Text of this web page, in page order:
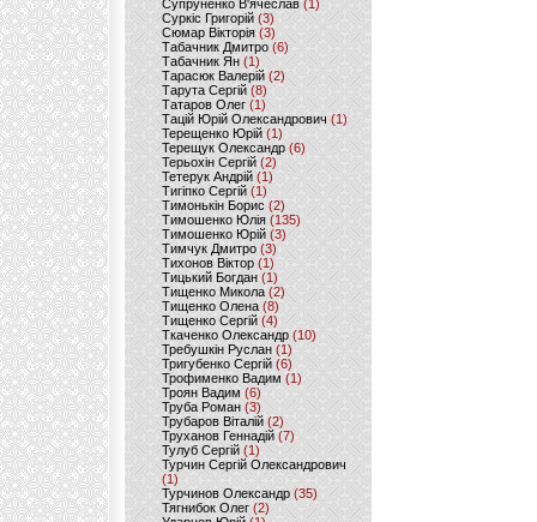
Супруненко В'ячеслав (1)
Суркіс Григорій (3)
Сюмар Вікторія (3)
Табачник Дмитро (6)
Табачник Ян(1)
Тарасюк Валерій (2)
Тарута Сергій (8)
Татаров Олег(1)
Тацій Юрій Олександрович(1)
Терещенко Юрій(1)
Терещук Олександр(6)
Терьохін Сергій (2)
Тетерук Андрій (1)
Тигіпко Сергій(1)
Тимонькін Борис (2)
Тимошенко Юлія (135)
Тимошенко Юрій(3)
Тимчук Дмитро (3)
Тихонов Віктор (1)
Тицький Богдан (1)
Тищенко Микола (2)
Тищенко Олена (8)
Тищенко Сергій (4)
Ткаченко Олександр (10)
Требушкін Руслан (1)
Тригубенко Сергій(6)
Трофименко Вадим (1)
Троян Вадим (6)
Труба Роман(3)
Трубаров Віталій (2)
Труханов Геннадій (7)
Тулуб Сергій(1)
Турчин Сергій Олександрович
(1)
Турчинов Олександр(35)
Тягнибок Олег (2)